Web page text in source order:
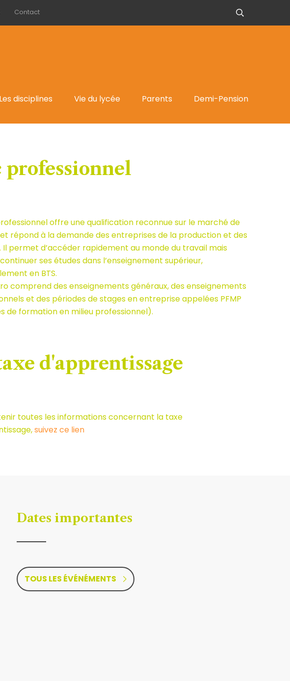
Contact
Les disciplines Vie du lycée Parents Demi-Pension
professionnel
offre une qualification reconnue sur le marché de
et répond à la demande des entreprises de la production et des
Il permet d’accéder rapidement au monde du travail mais
ses études dans l’enseignement supérieur,
en BTS.
comprend des enseignements généraux, des enseignements
et des périodes de stages en entreprise appelées PFMP
de formation en milieu professionnel).
d'apprentissage
toutes les informations concernant la taxe
suivez ce lien
Dates importantes
TOUS LES ÉVÉNÉMENTS